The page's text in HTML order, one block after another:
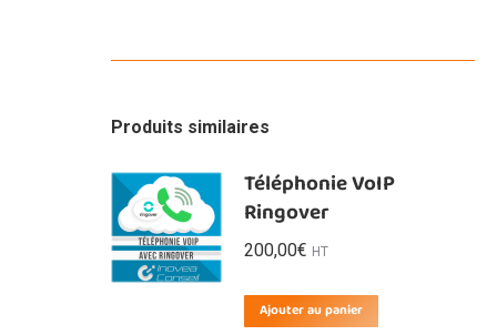
Produits similaires
Téléphonie VoIP
Ringover
200,00€ HT
Ajouter au panier